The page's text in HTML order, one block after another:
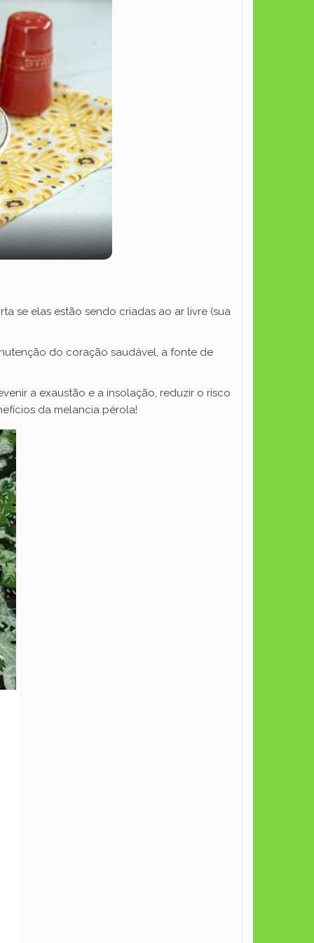
se elas estão sendo criadas ao ar livre (sua
do coração saudável, a fonte de
a exaustão e a insolação, reduzir o risco
da melancia pérola!